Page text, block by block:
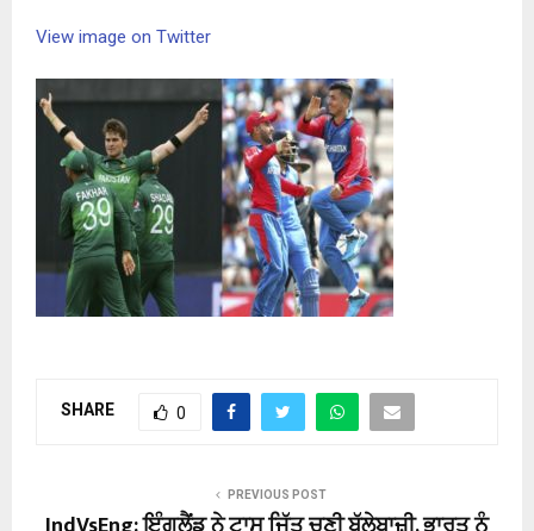
View image on Twitter
SHARE 0
PREVIOUS POST